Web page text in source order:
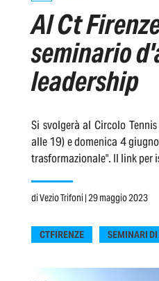
Al Ct
seminario
leadership
Si svolgerà al Circolo
alle 19) e domenica 4
trasformazionale". Il link per
diVezio Trifoni| 29 maggio 2023
CTFIRENZE SEMINARI DI